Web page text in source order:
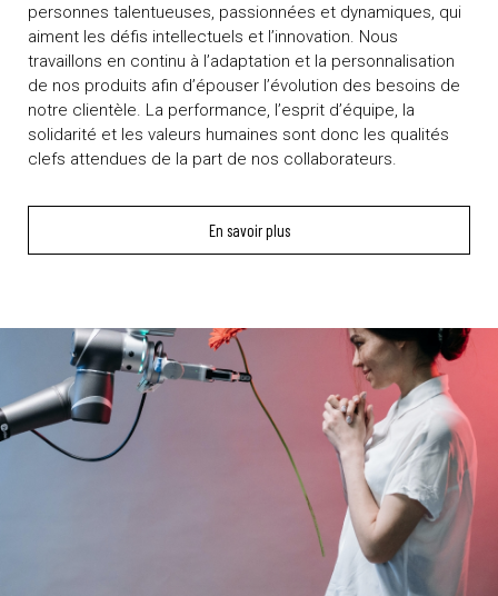
personnes talentueuses, passionnées et dynamiques, qui
aiment les défis intellectuels et l’innovation. Nous
travaillons en continu à l’adaptation et la personnalisation
de nos produits afin d’épouser l’évolution des besoins de
notre clientèle. La performance, l’esprit d’équipe, la
solidarité et les valeurs humaines sont donc les qualités
clefs attendues de la part de nos collaborateurs.
En savoir plus